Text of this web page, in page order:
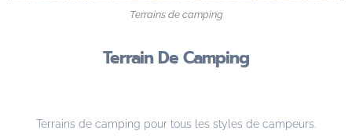
Terrains de camping
Terrain De Camping
Terrains de camping pour tous les styles de campeurs.